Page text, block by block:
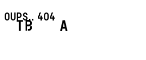
oups.. 404